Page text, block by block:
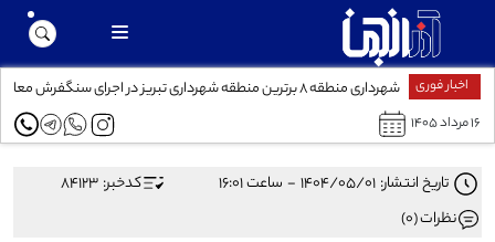
اخبار فوری شهرداری منطقه ۸ برترین منطقه شهرداری تبریز در اجرای سنگفرش معابر
۱۶ مرداد ۱۴۰۵
تاریخ انتشار: ۱۴۰۴/۰۵/۰۱ - ساعت ۱۶:۰۱
کدخبر: 84123
نظرات (0)